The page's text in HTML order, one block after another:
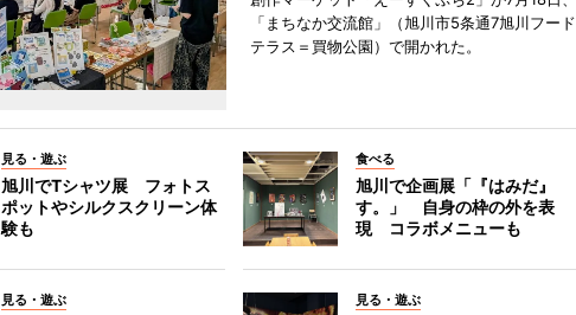
「まちなか交流館」（旭川市5条通7旭川フード
テラス＝買物公園）で開かれた。
見る・遊ぶ
旭川でTシャツ展 フォトス
ポットやシルクスクリーン体
験も
食べる
旭川で企画展「『はみだ』
す。」 自身の枠の外を表
現 コラボメニューも
見る・遊ぶ 見る・遊ぶ